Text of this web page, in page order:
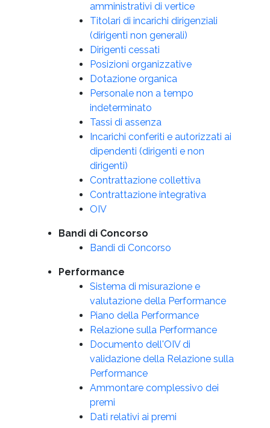
amministrativi di vertice
Titolari di incarichi dirigenziali
(dirigenti non generali)
Dirigenti cessati
Posizioni organizzative
Dotazione organica
Personale non a tempo
indeterminato
Tassi di assenza
Incarichi conferiti e autorizzati ai
dipendenti (dirigenti e non
dirigenti)
Contrattazione collettiva
Contrattazione integrativa
OIV
Bandi di Concorso
Bandi di Concorso
Performance
Sistema di misurazione e
valutazione della Performance
Piano della Performance
Relazione sulla Performance
Documento dell'OIV di
validazione della Relazione sulla
Performance
Ammontare complessivo dei
premi
Dati relativi ai premi